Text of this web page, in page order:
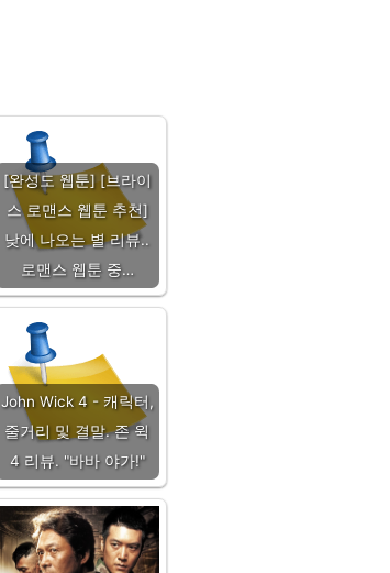
[완성도 웹툰] [브라이
스 로맨스 웹툰 추천]
낮에 나오는 별 리뷰..
로맨스 웹툰 중…
John Wick 4 - 캐릭터,
줄거리 및 결말. 존 윅
4 리뷰. "바바 야가!"